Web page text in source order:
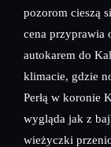
pozorom cieszą
cena przyprawia
autokarem do
klimacie, gdzie
Perłą w koronie
wygląda jak z
wieżyczki